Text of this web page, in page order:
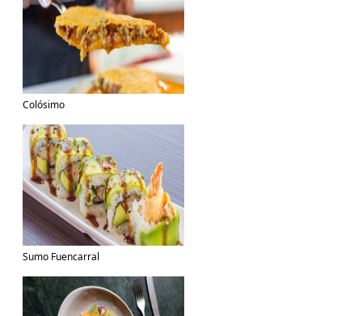
Colósimo
Sumo Fuencarral